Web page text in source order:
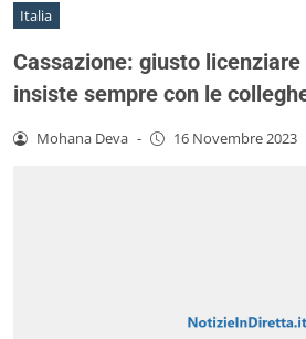
Italia
Cassazione: giusto
insiste sempre con le
Mohana Deva - 16 Novembre 2023